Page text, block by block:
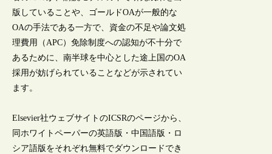
版していることや、ゴールドOAが一般的な
OAの手法である一方で、資金の不足や論文処
理費用（APC）免除制度への認知が不十分で
あるために、南半球を中心とした途上国のOA
採用が妨げられていることなどが示されてい
ます。
Elsevier社ウェブサイトのICSRのページから、
同ホワイトペーパーの英語版・中国語版・ロ
シア語版をそれぞれ無料でダウンロードでき